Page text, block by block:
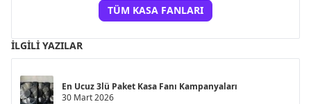
TÜM KASA FANLARI
İLGILI YAZILAR
En Ucuz 3lü Paket Kasa Fanı Kampanyaları
30 Mart 2026